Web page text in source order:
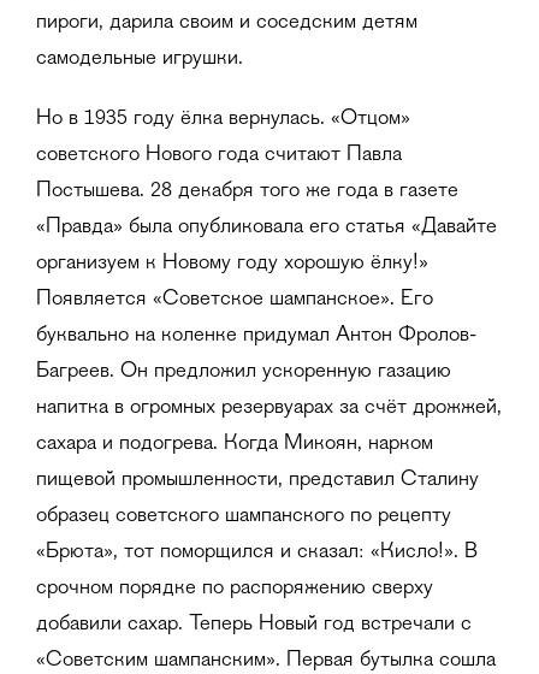
пироги, дарила своим и соседским детям
самодельные игрушки.
Но в 1935 году ёлка вернулась. «Отцом»
советского Нового года считают Павла
Постышева. 28 декабря того же года в газете
«Правда» была опубликовала его статья «Давайте
организуем к Новому году хорошую ёлку!»
Появляется «Cоветское шампанское». Его
буквально на коленке придумал Антон Фролов-
Багреев. Он предложил ускоренную газацию
напитка в огромных резервуарах за счёт дрожжей,
сахара и подогрева. Когда Микоян, нарком
пищевой промышленности, представил Сталину
образец советского шампанского по рецепту
«Брюта», тот поморщился и сказал: «Кисло!». В
срочном порядке по распоряжению сверху
добавили сахар. Теперь Новый год встречали с
«Советским шампанским». Первая бутылка сошла